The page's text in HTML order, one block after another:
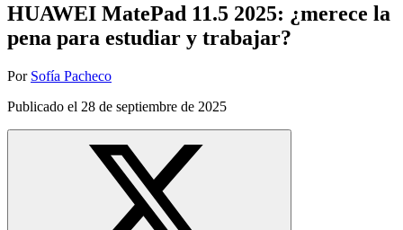
HUAWEI MatePad 11.5 2025: ¿merece la
pena para estudiar y trabajar?
Por Sofía Pacheco
Publicado el 28 de septiembre de 2025